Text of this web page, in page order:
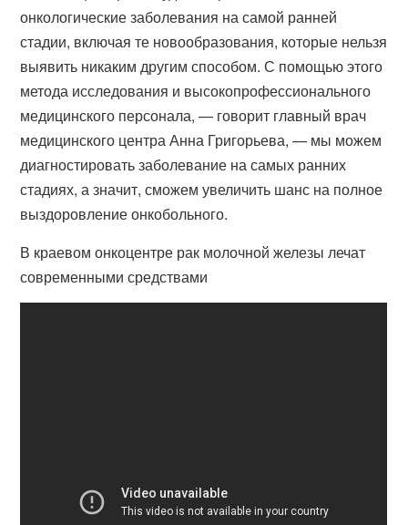
онкологические заболевания на самой ранней
стадии, включая те новообразования, которые нельзя
выявить никаким другим способом. С помощью этого
метода исследования и высокопрофессионального
медицинского персонала, — говорит главный врач
медицинского центра Анна Григорьева, — мы можем
диагностировать заболевание на самых ранних
стадиях, а значит, сможем увеличить шанс на полное
выздоровление онкобольного.
В краевом онкоцентре рак молочной железы лечат
современными средствами